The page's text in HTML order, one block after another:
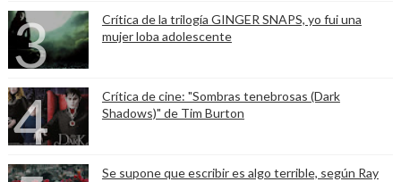
Crítica de la trilogía GINGER SNAPS, yo fui una
mujer loba adolescente
Crítica de cine: "Sombras tenebrosas (Dark
Shadows)" de Tim Burton
Se supone que escribir es algo terrible, según Ray